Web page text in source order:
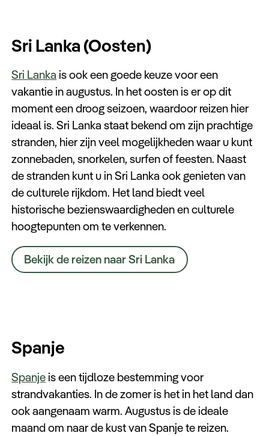
Sri Lanka (Oosten)
Sri Lanka is ook een goede keuze voor een
vakantie in augustus. In het oosten is er op dit
moment een droog seizoen, waardoor reizen hier
ideaal is. Sri Lanka staat bekend om zijn prachtige
stranden, hier zijn veel mogelijkheden waar u kunt
zonnebaden, snorkelen, surfen of feesten. Naast
de stranden kunt u in Sri Lanka ook genieten van
de culturele rijkdom. Het land biedt veel
historische bezienswaardigheden en culturele
hoogtepunten om te verkennen.
Bekijk de reizen naar Sri Lanka
Spanje
Spanjeis een tijdloze bestemming voor
strandvakanties. In de zomer is het in het land dan
ook aangenaam warm. Augustus is de ideale
maand om naar de kust van Spanje te reizen.